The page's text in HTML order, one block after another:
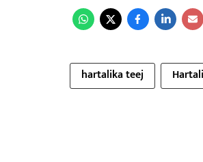
hartalika teej